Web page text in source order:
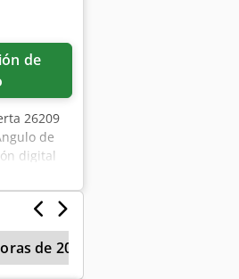
26209
de
digital
-
pulsación:
-
Alto 1150
de 200-299 t de presión